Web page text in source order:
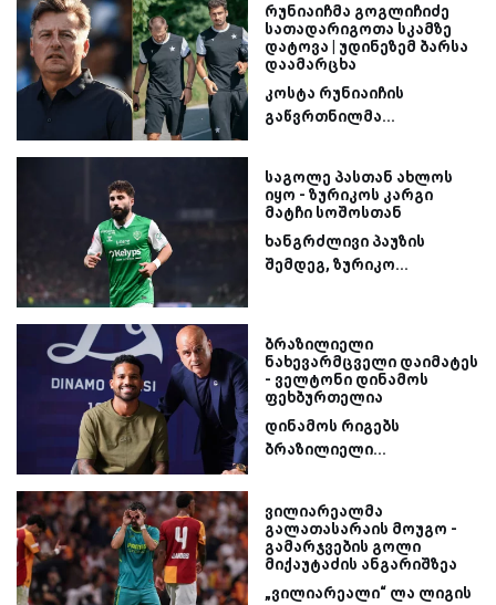
რუნიაიჩმა გოგლიჩიძე
სათადარიგოთა სკამზე
დატოვა | უდინეზემ ბარსა
დაამარცხა
კოსტა რუნიაიჩის
გაწვრთნილმა...
საგოლე პასთან ახლოს
იყო - ზურიკოს კარგი
მატჩი სოშოსთან
ხანგრძლივი პაუზის
შემდეგ, ზურიკო...
ბრაზილიელი
ნახევარმცველი დაიმატეს
- ველტონი დინამოს
ფეხბურთელია
დინამოს რიგებს
ბრაზილიელი...
ვილიარეალმა
გალათასარაის მოუგო -
გამარჯვების გოლი
მიქაუტაძის ანგარიშზეა
„ვილიარეალი“ ლა ლიგის